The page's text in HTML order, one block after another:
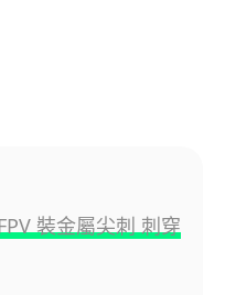
裝金屬尖刺 刺穿